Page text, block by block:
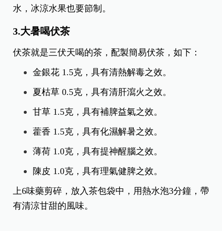
水，冰涼水果也要節制。
3.大暑喝伏茶
伏茶就是三伏天喝的茶，配製簡易伏茶，如下：
金銀花 1.5克，具有清熱解毒之效。
夏枯草 0.5克，具有清肝瀉火之效。
甘草 1.5克，具有補脾益氣之效。
藿香 1.5克，具有化濕解暑之效。
薄荷 1.0克，具有提神醒腦之效。
陳皮 1.0克，具有理氣健脾之效。
上6味藥剪碎，放入茶包袋中，用熱水泡3分鐘，帶
有清涼甘甜的風味。